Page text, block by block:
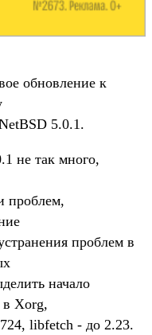
обновление к
5.0.1.
не так много,
проблем,
проблем в
начало
в Xorg,
libfetch - до 2.23.